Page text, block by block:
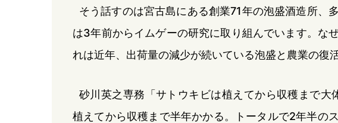
そう話すのは宮古島にある創業71年の泡盛酒造所、
は3年前からイムゲーの研究に取り組んでいます。な
れは近年、出荷量の減少が続いている泡盛と農業の復
砂川英之専務「サトウキビは植えてから収穫まで大
植えてから収穫まで半年かかる。トータルで2年半の